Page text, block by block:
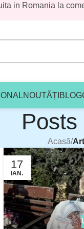
pentru
in Romania la
NOUTĂȚI BLOG
Posts
Acasă/
17
IAN.